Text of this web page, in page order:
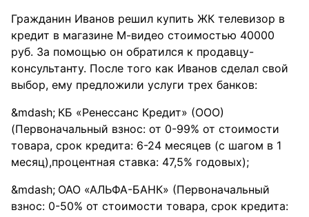
Гражданин Иванов решил купить ЖК телевизор в
кредит в магазине М-видео стоимостью 40000
руб. За помощью он обратился к продавцу-
консультанту. После того как Иванов сделал свой
выбор, ему предложили услуги трех банков:
КБ «Ренессанс Кредит» (ООО)
(Первоначальный взнос: от 0-99% от стоимости
товара, срок кредита: 6-24 месяцев (с шагом в 1
месяц),процентная ставка: 47,5% годовых);
ОАО «АЛЬФА-БАНК» (Первоначальный
взнос: 0-50% от стоимости товара, срок кредита: